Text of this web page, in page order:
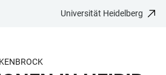
Universität Heidelberg